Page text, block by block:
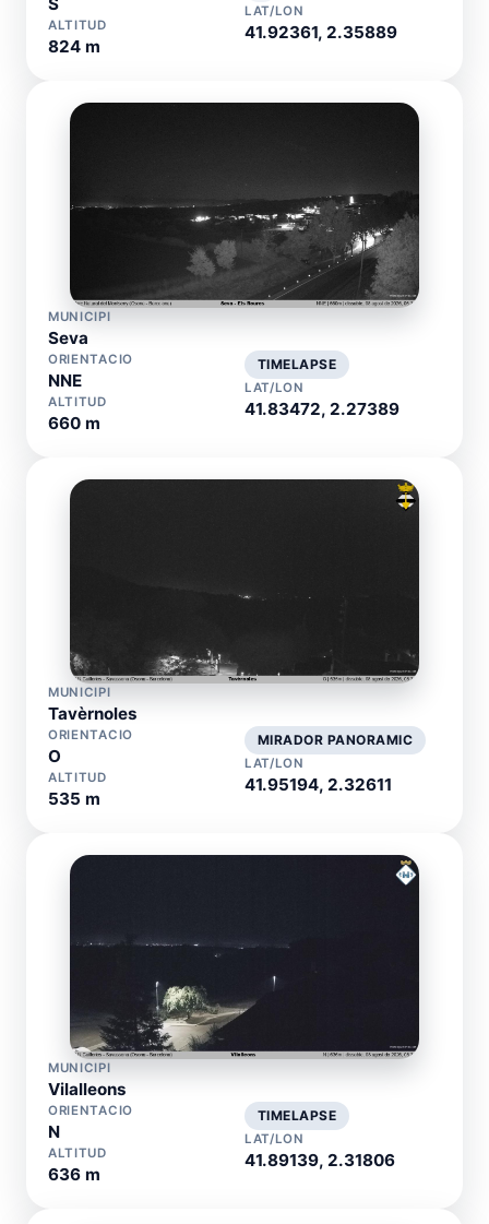
ALTITUD
824 m
LAT/LON
41.92361, 2.35889
MUNICIPI
Seva
ORIENTACIO
NNE
ALTITUD
660 m
TIMELAPSE
LAT/LON
41.83472, 2.27389
MUNICIPI
Tavèrnoles
ORIENTACIO
O
ALTITUD
535 m
MIRADOR PANORAMIC
LAT/LON
41.95194, 2.32611
MUNICIPI
Vilalleons
ORIENTACIO
N
ALTITUD
636 m
TIMELAPSE
LAT/LON
41.89139, 2.31806